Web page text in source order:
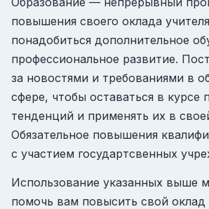
повышения своего оклада
понадобиться дополнительное
профессиональное развитие.
за новостями и требованиями в
сфере, чтобы оставаться в курсе
тенденций и применять их в
Обязательное повышения
с участием государтсвенных
Использование указанных выше
помочь вам повысить свой оклад